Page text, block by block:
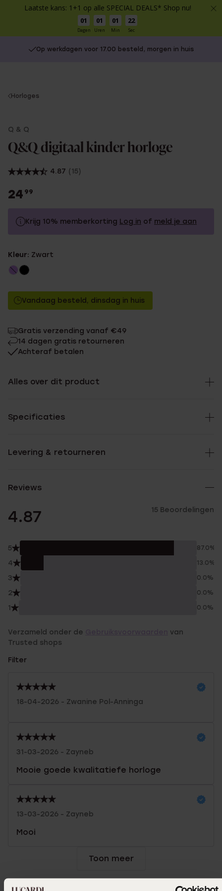
Laatste kans: 1+1 op alle SPECIAL DEALS* Shop nu!
01
Dagen
01
Uren
01
Min
22
Sec
Op werkdagen voor 17.00 besteld, morgen in huis
You
Horloges
Q & Q
Q&Q digitaal kinder horloge
4.87 (15)
24 99
Krijg 10% memberkorting Log in of meld je aan
Zonder memberkorting
Kleur: Zwart
Vandaag besteld, dinsdag in huis
Gratis verzending vanaf €49
14 dagen gratis retourneren
Achteraf betalen
Alles over dit product
Specificaties
Levering & retourneren
Reviews
4.87 15 Beoordelingen
5 87.0%
4 13.0%
3 0.0%
2 0.0%
1 0.0%
Verzameld onder de
van
Trusted shops
Filter
18-04-2026 - Zwanine Pol-Anninga
31-03-2026 - Zayneb
Mooie goede kwalitatiefe horloge
13-03-2026 - Zayneb
Mooi
Toon meer